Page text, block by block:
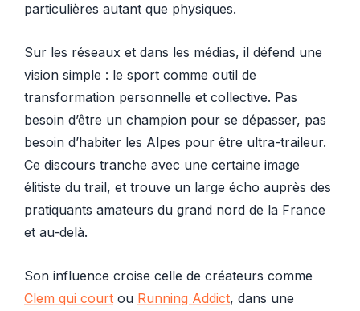
particulières autant que physiques.
Sur les réseaux et dans les médias, il défend une
vision simple : le sport comme outil de
transformation personnelle et collective. Pas
besoin d’être un champion pour se dépasser, pas
besoin d’habiter les Alpes pour être ultra-traileur.
Ce discours tranche avec une certaine image
élitiste du trail, et trouve un large écho auprès des
pratiquants amateurs du grand nord de la France
et au-delà.
Son influence croise celle de créateurs comme
Clem qui court ou Running Addict, dans une